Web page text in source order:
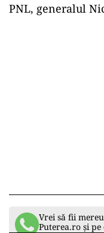
PNL, generalul
Vrei să fii
Puterea.ro și